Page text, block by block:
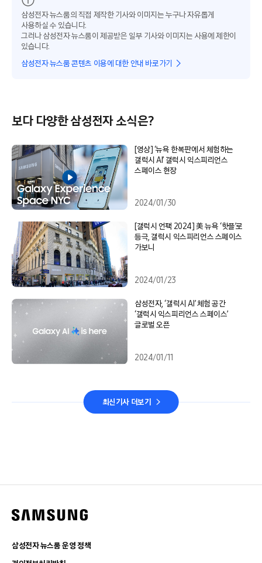
삼성전자 뉴스룸의 직접 제작한 기사와 이미지는 누구나 자유롭게
사용하실 수 있습니다.
그러나 삼성전자 뉴스룸이 제공받은 일부 기사와 이미지는 사용에 제한이
있습니다.
삼성전자 뉴스룸 콘텐츠 이용에 대한 안내 바로가기
보다 다양한 삼성전자 소식은?
[영상] ‘뉴욕 한복판에서 체험하는
갤럭시 AI’ 갤럭시 익스피리언스
스페이스 현장
2024/01/30
[갤럭시 언팩 2024] 美 뉴욕 ‘핫플’로
등극, 갤럭시 익스피리언스 스페이스
가보니
2024/01/23
삼성전자, ‘갤럭시 AI’ 체험 공간
‘갤럭시 익스피리언스 스페이스’
글로벌 오픈
2024/01/11
최신기사 더보기
삼성전자 뉴스룸 운영 정책